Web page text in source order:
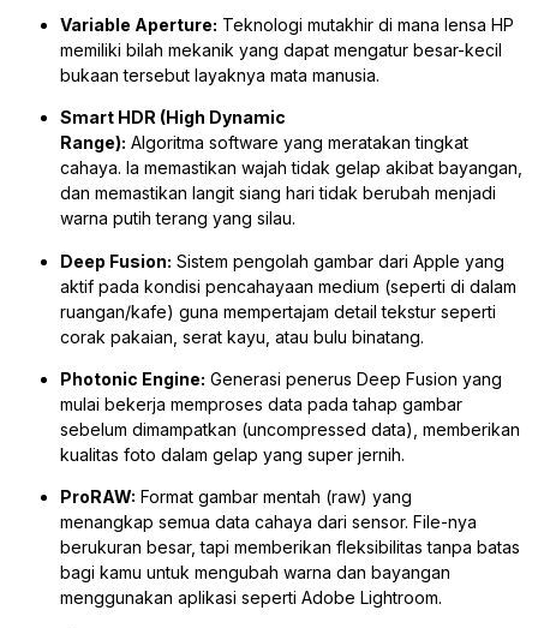
Variable Aperture: Teknologi mutakhir di mana lensa HP
memiliki bilah mekanik yang dapat mengatur besar-kecil
bukaan tersebut layaknya mata manusia.
Smart HDR (High Dynamic
Range): Algoritma software yang meratakan tingkat
cahaya. Ia memastikan wajah tidak gelap akibat bayangan,
dan memastikan langit siang hari tidak berubah menjadi
warna putih terang yang silau.
Deep Fusion: Sistem pengolah gambar dari Apple yang
aktif pada kondisi pencahayaan medium (seperti di dalam
ruangan/kafe) guna mempertajam detail tekstur seperti
corak pakaian, serat kayu, atau bulu binatang.
Photonic Engine: Generasi penerus Deep Fusion yang
mulai bekerja memproses data pada tahap gambar
sebelum dimampatkan (uncompressed data), memberikan
kualitas foto dalam gelap yang super jernih.
ProRAW: Format gambar mentah (raw) yang
menangkap semua data cahaya dari sensor. File-nya
berukuran besar, tapi memberikan fleksibilitas tanpa batas
bagi kamu untuk mengubah warna dan bayangan
menggunakan aplikasi seperti Adobe Lightroom.